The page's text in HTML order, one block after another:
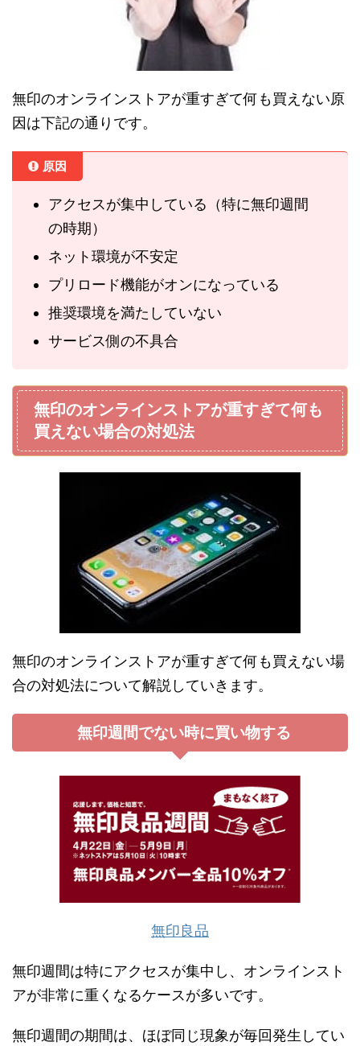
無印のオンラインストアが重すぎて何も買えない原
因は下記の通りです。
原因
アクセスが集中している（特に無印週間
の時期）
ネット環境が不安定
プリロード機能がオンになっている
推奨環境を満たしていない
サービス側の不具合
無印のオンラインストアが重すぎて何も
買えない場合の対処法
無印のオンラインストアが重すぎて何も買えない場
合の対処法について解説していきます。
無印週間でない時に買い物する
無印良品
無印週間は特にアクセスが集中し、オンラインスト
アが非常に重くなるケースが多いです。
無印週間の期間は、ほぼ同じ現象が毎回発生してい